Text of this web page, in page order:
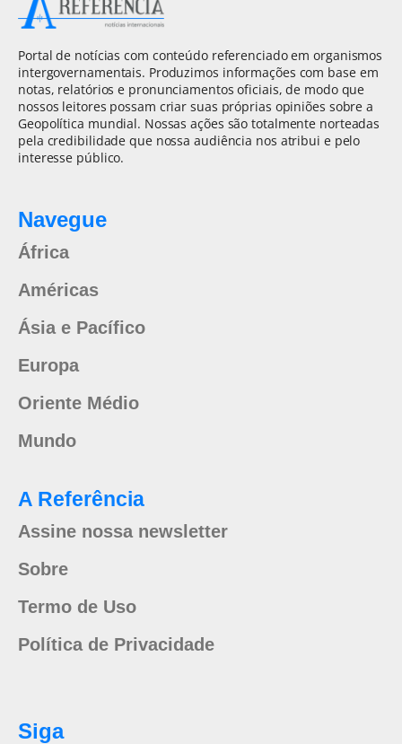
Portal de notícias com conteúdo referenciado em organismos
intergovernamentais. Produzimos informações com base em
notas, relatórios e pronunciamentos oficiais, de modo que
nossos leitores possam criar suas próprias opiniões sobre a
Geopolítica mundial. Nossas ações são totalmente norteadas
pela credibilidade que nossa audiência nos atribui e pelo
interesse público.
Navegue
África
Américas
Ásia e Pacífico
Europa
Oriente Médio
Mundo
A Referência
Assine nossa newsletter
Sobre
Termo de Uso
Política de Privacidade
Siga